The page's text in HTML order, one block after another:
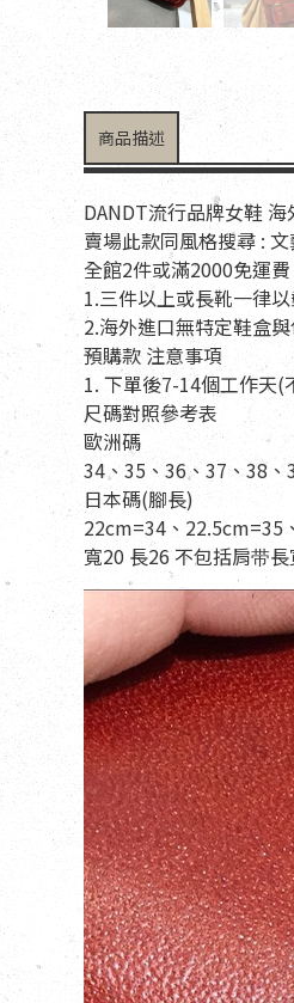
商品描述
DANDT流行品牌女鞋 海
賣場此款同風格搜尋 :
全館2件或滿2000免運費
1.三件以上或長靴一律
2.海外進口無特定鞋盒
預購款 注意事項
1. 下單後7-14個工作天(
尺碼對照參考表
歐洲碼
34、35、36、37、38、
日本碼(腳長)
22cm=34、22.5cm=35
寬20 長26 不包括肩带